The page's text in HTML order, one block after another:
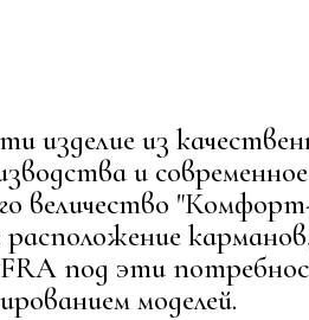
изделие из
и современное
величество
под эти
моделей.